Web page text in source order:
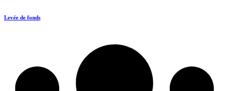
Levée de fonds